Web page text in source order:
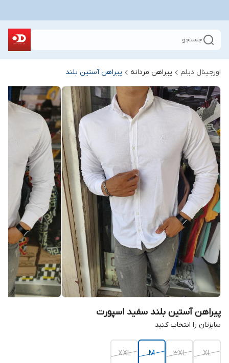
جستجو
اورجینال دیلم پیراهن مردانه پیراهن آستین بلند
پیراهن آستین بلند سفید اسپورت
سایزتان را انتخاب کنید
XL
3XL
M
XXL